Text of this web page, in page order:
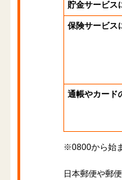
貯金サービス
保険サービス
通帳やカード
※0800から始
日本郵便や郵